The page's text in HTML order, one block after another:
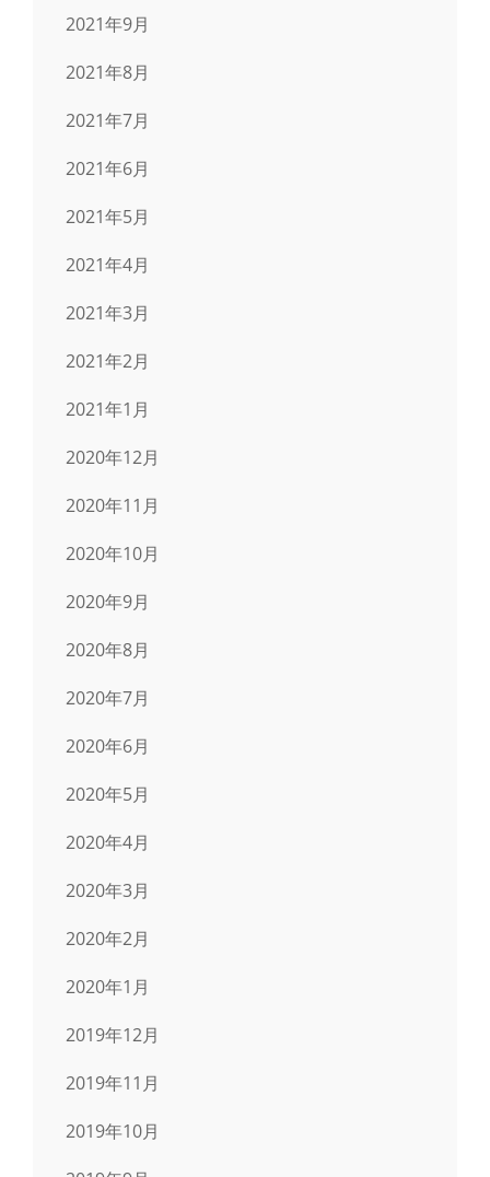
2021年9月
2021年8月
2021年7月
2021年6月
2021年5月
2021年4月
2021年3月
2021年2月
2021年1月
2020年12月
2020年11月
2020年10月
2020年9月
2020年8月
2020年7月
2020年6月
2020年5月
2020年4月
2020年3月
2020年2月
2020年1月
2019年12月
2019年11月
2019年10月